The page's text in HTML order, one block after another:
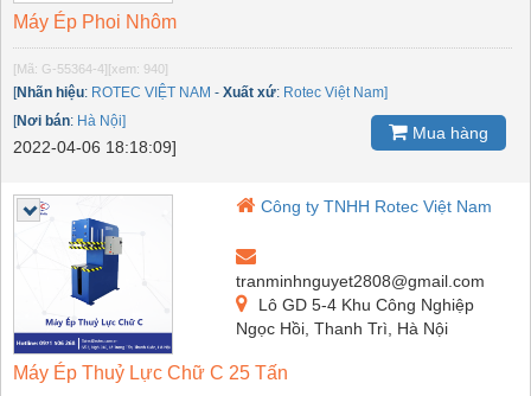
Máy Ép Phoi Nhôm
[Mã: G-55364-4][xem: 940]
[Nhãn hiệu: ROTEC VIỆT NAM - Xuất xứ: Rotec Việt Nam]
[Nơi bán: Hà Nội]
2022-04-06 18:18:09]
Mua hàng
Công ty TNHH Rotec Việt Nam
tranminhnguyet2808@gmail.com
Lô GD 5-4 Khu Công Nghiệp
Ngọc Hồi, Thanh Trì, Hà Nội
Máy Ép Thuỷ Lực Chữ C 25 Tấn